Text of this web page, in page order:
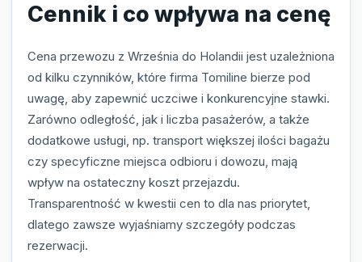
Cennik i co wpływa na cenę
Cena przewozu z Września do Holandii jest uzależniona
od kilku czynników, które firma Tomiline bierze pod
uwagę, aby zapewnić uczciwe i konkurencyjne stawki.
Zarówno odległość, jak i liczba pasażerów, a także
dodatkowe usługi, np. transport większej ilości bagażu
czy specyficzne miejsca odbioru i dowozu, mają
wpływ na ostateczny koszt przejazdu.
Transparentność w kwestii cen to dla nas priorytet,
dlatego zawsze wyjaśniamy szczegóły podczas
rezerwacji.